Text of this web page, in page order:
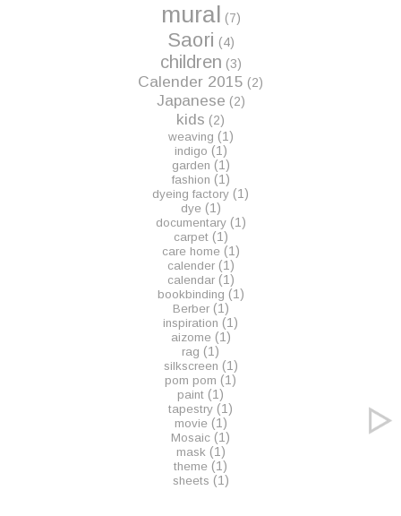
mural (7)
Saori (4)
children (3)
Calender 2015 (2)
Japanese (2)
kids (2)
weaving (1)
indigo (1)
garden (1)
fashion (1)
dyeing factory (1)
dye(1)
documentary(1)
carpet(1)
care home(1)
calender(1)
calendar(1)
bookbinding (1)
Berber(1)
inspiration (1)
aizome(1)
rag (1)
silkscreen (1)
pom pom (1)
paint (1)
tapestry (1)
movie(1)
Mosaic (1)
mask (1)
theme (1)
sheets (1)